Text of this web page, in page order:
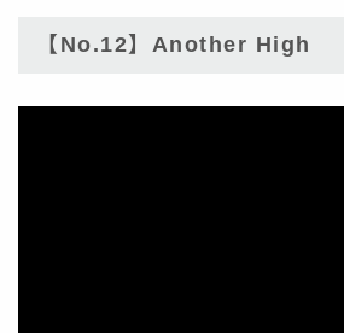
【No.12】Another High